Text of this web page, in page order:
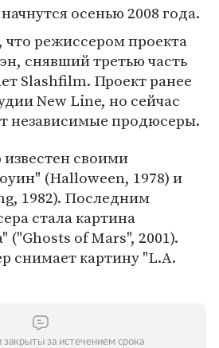
осенью 2008 года.
что режиссером проекта
снявший третью часть
Slashfilm. Проект ранее
New Line, но сейчас
независимые продюсеры.
своими
(Halloween, 1978) и
1982). Последним
стала картина
("Ghosts of Mars", 2001).
снимает картину "L.A.
за истечением срока